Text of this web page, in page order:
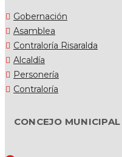
Gobernación
Asamblea
Contraloría Risaralda
Alcaldía
Personería
Contraloría
CONCEJO